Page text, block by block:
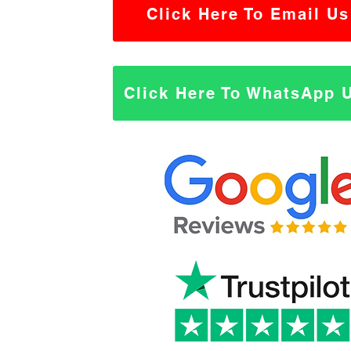
Click Here To Email Us
Click Here To WhatsApp